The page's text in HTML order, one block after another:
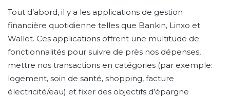
Tout d’abord, il y a les applications de gestion
financière quotidienne telles que Bankin, Linxo et
Wallet. Ces applications offrent une multitude de
fonctionnalités pour suivre de près nos dépenses,
mettre nos transactions en catégories (par exemple:
logement, soin de santé, shopping, facture
électricité/eau) et fixer des objectifs d’épargne